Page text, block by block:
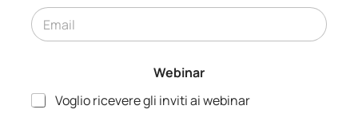
i
a
G
P
*E
m
*
Webinar
Voglio ricevere gli inviti ai webinar